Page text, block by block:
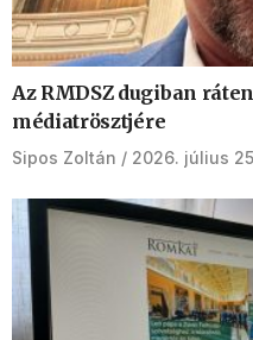
Az RMDSZ dugiban
médiatrösztjére
Sipos Zoltán 2026. július